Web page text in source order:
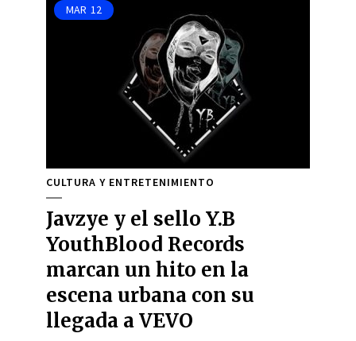
MAR 12
CULTURA Y ENTRETENIMIENTO
Javzye y el sello Y.B
YouthBlood Records
marcan un hito en la
escena urbana con su
llegada a VEVO